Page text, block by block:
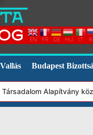
EN FR DE HU IT
Vallás Budapest
Alapítvány